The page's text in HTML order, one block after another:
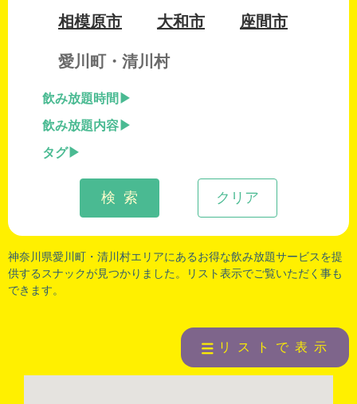
相模原市 大和市 座間市
愛川町・清川村
飲み放題時間
飲み放題内容
タグ
クリア
検 索
神奈川県愛川町 ・ 清川村エリアにあるお得な飲み放題サービスを提
供するスナックが見つかりました。リスト表示でご覧いただく事も
できます。
リストで表示